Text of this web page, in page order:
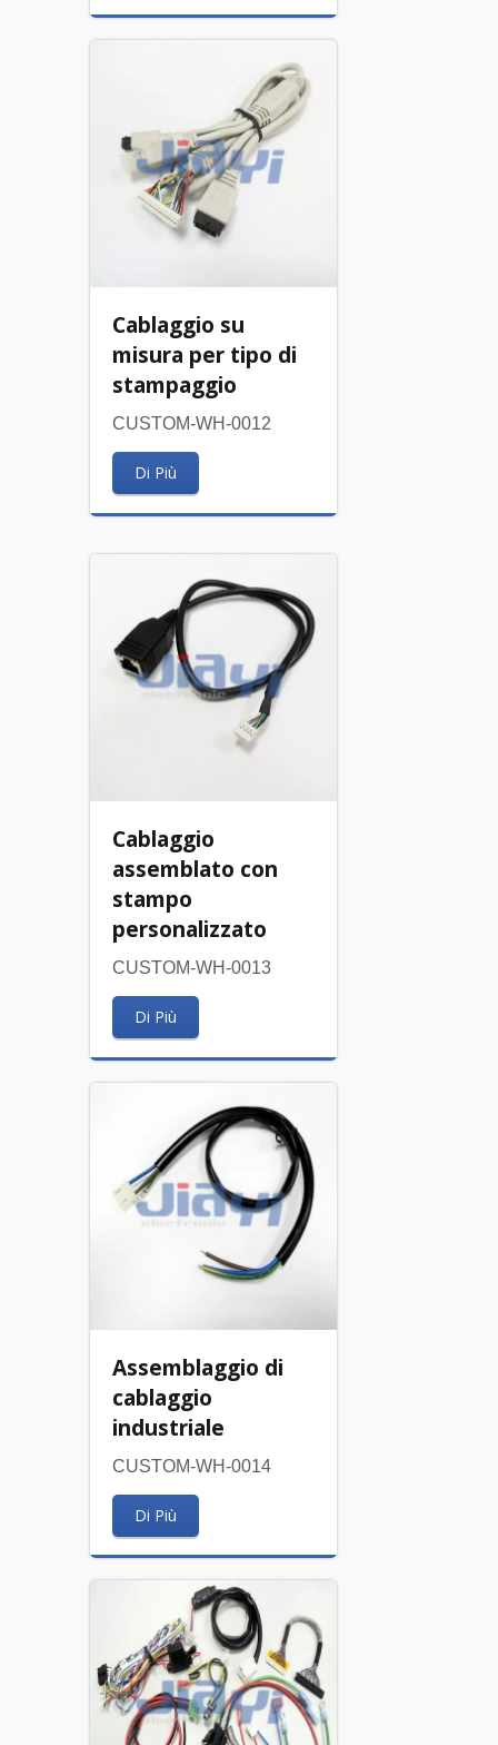
Cablaggio su
misura per tipo di
stampaggio
CUSTOM-WH-0012
Di Più
Cablaggio
assemblato con
stampo
personalizzato
CUSTOM-WH-0013
Di Più
Assemblaggio di
cablaggio
industriale
CUSTOM-WH-0014
Di Più